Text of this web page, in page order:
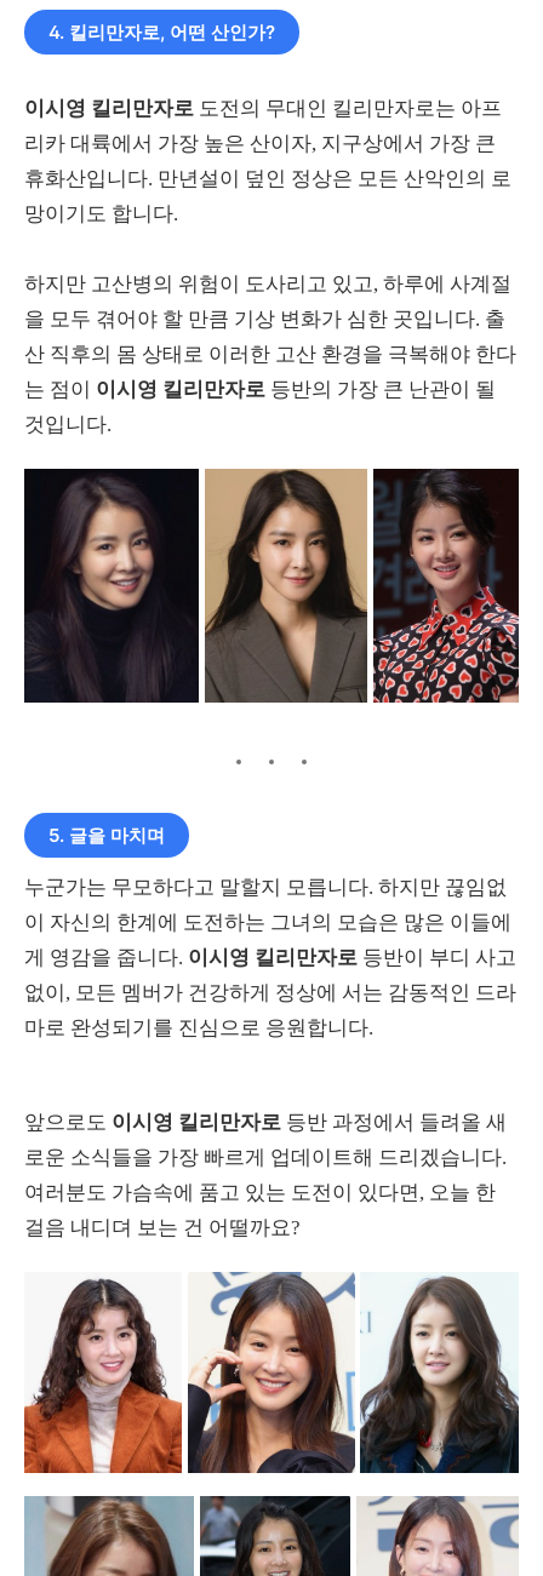
4. 킬리만자로, 어떤 산인가?
이시영 킬리만자로 도전의 무대인 킬리만자로는 아프
리카 대륙에서 가장 높은 산이자, 지구상에서 가장 큰
휴화산입니다. 만년설이 덮인 정상은 모든 산악인의 로
망이기도 합니다.
하지만 고산병의 위험이 도사리고 있고, 하루에 사계절
을 모두 겪어야 할 만큼 기상 변화가 심한 곳입니다. 출
산 직후의 몸 상태로 이러한 고산 환경을 극복해야 한다
는 점이 이시영 킬리만자로 등반의 가장 큰 난관이 될
것입니다.
5. 글을 마치며
누군가는 무모하다고 말할지 모릅니다. 하지만 끊임없
이 자신의 한계에 도전하는 그녀의 모습은 많은 이들에
게 영감을 줍니다. 이시영 킬리만자로 등반이 부디 사고
없이, 모든 멤버가 건강하게 정상에 서는 감동적인 드라
마로 완성되기를 진심으로 응원합니다.
앞으로도 이시영 킬리만자로 등반 과정에서 들려올 새
로운 소식들을 가장 빠르게 업데이트해 드리겠습니다.
여러분도 가슴속에 품고 있는 도전이 있다면, 오늘 한
걸음 내디뎌 보는 건 어떨까요?